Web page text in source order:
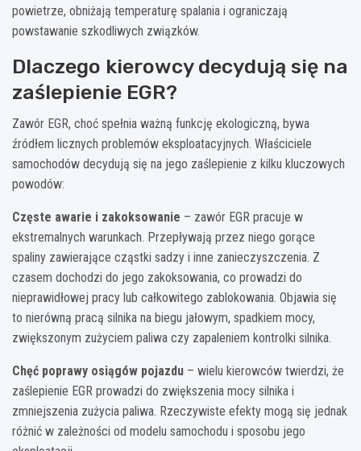
powietrze, obniżają temperaturę spalania i ograniczają
powstawanie szkodliwych związków.
Dlaczego kierowcy decydują się na
zaślepienie EGR?
Zawór EGR, choć spełnia ważną funkcję ekologiczną, bywa
źródłem licznych problemów eksploatacyjnych. Właściciele
samochodów decydują się na jego zaślepienie z kilku kluczowych
powodów:
Częste awarie i zakoksowanie – zawór EGR pracuje w
ekstremalnych warunkach. Przepływają przez niego gorące
spaliny zawierające cząstki sadzy i inne zanieczyszczenia. Z
czasem dochodzi do jego zakoksowania, co prowadzi do
nieprawidłowej pracy lub całkowitego zablokowania. Objawia się
to nierówną pracą silnika na biegu jałowym, spadkiem mocy,
zwiększonym zużyciem paliwa czy zapaleniem kontrolki silnika.
Chęć poprawy osiągów pojazdu – wielu kierowców twierdzi, że
zaślepienie EGR prowadzi do zwiększenia mocy silnika i
zmniejszenia zużycia paliwa. Rzeczywiste efekty mogą się jednak
różnić w zależności od modelu samochodu i sposobu jego